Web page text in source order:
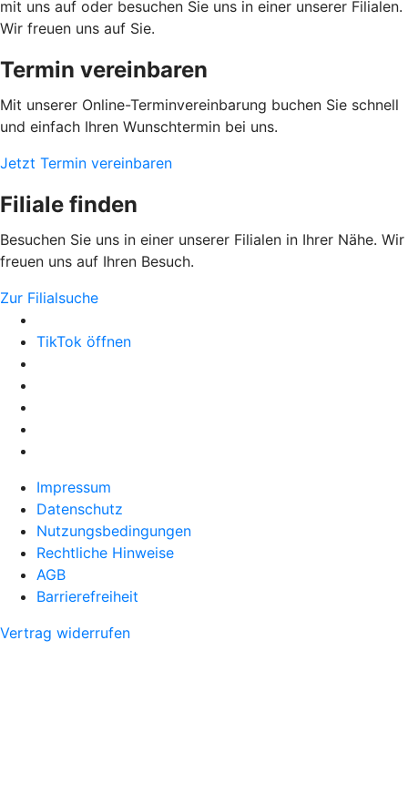
mit uns auf oder besuchen Sie uns in einer unserer Filialen.
Wir freuen uns auf Sie.
Termin vereinbaren
Mit unserer Online-Terminvereinbarung buchen Sie schnell
und einfach Ihren Wunschtermin bei uns.
Jetzt Termin vereinbaren
Filiale finden
Besuchen Sie uns in einer unserer Filialen in Ihrer Nähe. Wir
freuen uns auf Ihren Besuch.
Zur Filialsuche
TikTok öffnen
Impressum
Datenschutz
Nutzungsbedingungen
Rechtliche Hinweise
AGB
Barrierefreiheit
Vertrag widerrufen